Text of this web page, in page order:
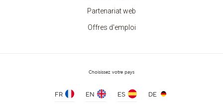
Partenariat web
Offres d'emploi
Choisissez votre pays
FR EN ES DE